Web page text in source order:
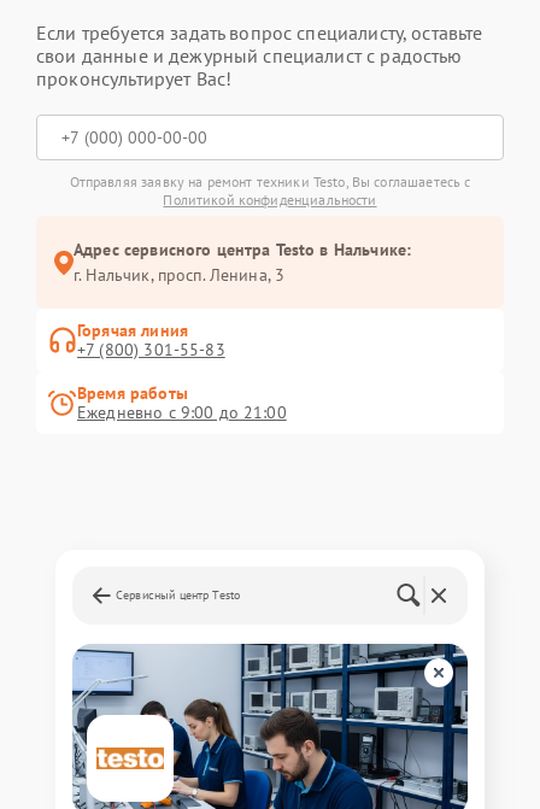
Если требуется задать вопрос специалисту, оставьте
свои данные и дежурный специалист с радостью
проконсультирует Вас!
Отправляя заявку на ремонт техники Testo, Вы соглашаетесь с
Политикой конфиденциальности
Адрес сервисного центра Testo в Нальчике:
г. Нальчик, просп. Ленина, 3
Горячая линия
+7 (800) 301-55-83
Время работы
Ежедневно с 9:00 до 21:00
Сервисный центр Testo